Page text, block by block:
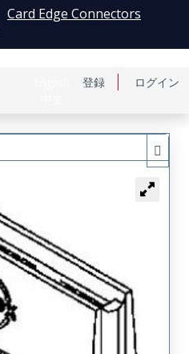
登録 ログイン
Card Edge Connectors